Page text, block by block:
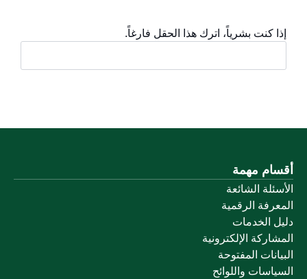
إذا كنت بشرياً، اترك هذا الحقل فارغاً.
أقسام مهمة
الأسئلة الشائعة
المعرفة الرقمية
دليل الخدمات
المشاركة الإلكترونية
البيانات المفتوحة
السياسات واللوائح